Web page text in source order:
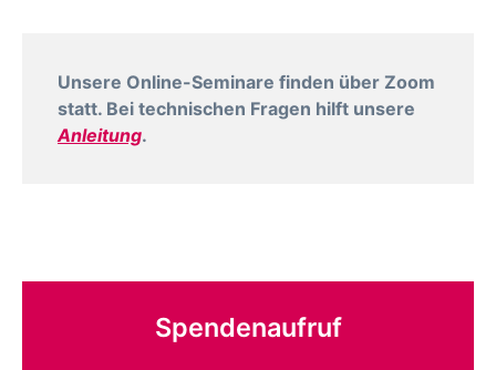
Unsere Online-Seminare finden über Zoom
statt. Bei technischen Fragen hilft unsere
Anleitung.
Spendenaufruf